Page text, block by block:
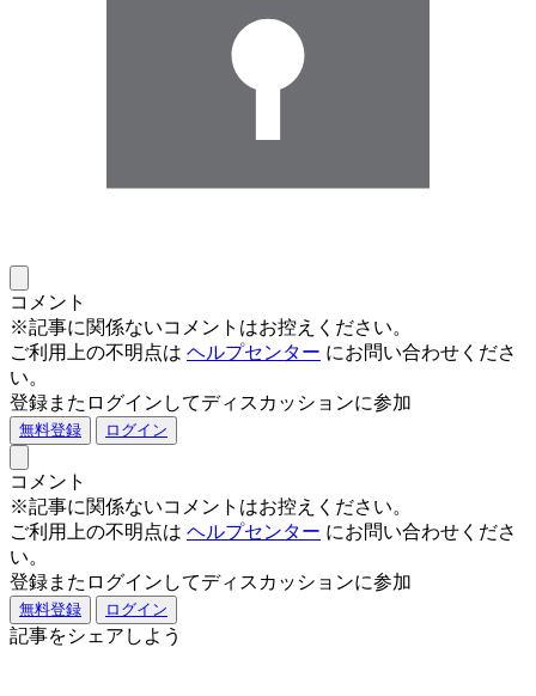
コメント
※記事に関係ないコメントはお控えください。
ご利用上の不明点は ヘルプセンター にお問い合わせくださ
い。
登録またログインしてディスカッションに参加
無料登録 ログイン
コメント
※記事に関係ないコメントはお控えください。
ご利用上の不明点は ヘルプセンター にお問い合わせくださ
い。
登録またログインしてディスカッションに参加
無料登録 ログイン
記事をシェアしよう